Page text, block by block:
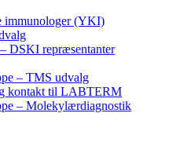
immunologer (YKI)
DSKI repræsentanter
– TMS udvalg
kontakt til LABTERM
– Molekylærdiagnostik